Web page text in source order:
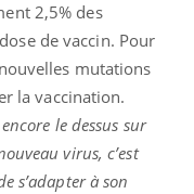
2,5% des
de vaccin. Pour
mutations
la vaccination.
le dessus sur
virus, c’est
s’adapter à son